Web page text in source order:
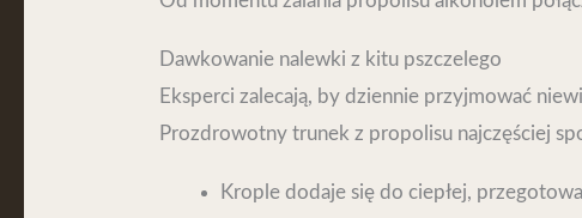
Dawkowanie nalewki z kitu pszczelego
Eksperci zalecają, by dziennie przyjmować
Prozdrowotny trunek z propolisu najczęściej
Krople dodaje się do ciepłej,